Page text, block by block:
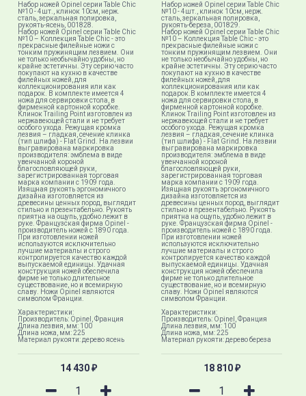
Набор ножей Opinel серии Table Chic
№10 - 4шт., клинок 10см, нерж.
сталь, зеркальная полировка,
рукоять-ясень, 001828.
Набор ножей Opinel серии Table Chic
№10 – Коллекция Table Chic - это
прекрасные филейные ножи с
тонким пружинящим лезвием. Они
не только необычайно удобны, но
крайне эстетичны. Эту серию часто
покупают на кухню в качестве
филейных ножей, для
коллекционирования или как
подарок. В комплекте имеется 4
ножа для сервировки стола, в
фирменной картонной коробке.
Клинок Trailing Point изготовлен из
нержавеющей стали и не требует
особого ухода. Режущая кромка
лезвия – гладкая, сечение клинка
(тип шлифа) - Flat Grind. На лезвии
выгравирована маркировка
производителя: эмблема в виде
увенчанной короной
благословляющей руки,
зарегистрированная торговая
марка компании с 1909 года.
Изящная рукоять эргономичного
дизайна изготовляется из
древесины ценных пород, выглядит
стильно и презентабельно. Рукоять
приятна на ощупь, удобно лежит в
руке. Французская фирма Opinel -
производитель ножей с 1890 года.
При изготовлении ножей
используются исключительно
лучшие материалы и строго
контролируется качество каждой
выпускаемой единицы. Удачная
конструкция ножей обеспечила
фирме не только длительное
существование, но и всемирную
славу. Ножи Opinel являются
символом Франции.
Характеристики:
Производитель: Opinel, Франция
Длина лезвия, мм: 100
Длина ножа, мм: 225
Материал рукояти: дерево ясень
14 430 ₽
Набор ножей Opinel серии Table Chic
№10 - 4шт., клинок 10см, нерж.
сталь, зеркальная полировка,
рукоять-береза, 001829.
Набор ножей Opinel серии Table Chic
№10 – Коллекция Table Chic​ - это
прекрасные филейные ножи с
тонким пружинящим лезвием. Они
не только необычайно удобны, но
крайне эстетичны. Эту серию часто
покупают на кухню в качестве
филейных ножей, для
коллекционирования или как
подарок.В комплекте имеется 4
ножа для сервировки стола, в
фирменной картонной коробке.
Клинок Trailing Point изготовлен из
нержавеющей стали и не требует
особого ухода. Режущая кромка
лезвия – гладкая, сечение клинка
(тип шлифа) - Flat Grind. На лезвии
выгравирована маркировка
производителя: эмблема в виде
увенчанной короной
благословляющей руки,
зарегистрированная торговая
марка компании с 1909 года.
Изящная рукоять эргономичного
дизайна изготовляется из
древесины ценных пород, выглядит
стильно и презентабельно. Рукоять
приятна на ощупь, удобно лежит в
руке. Французская фирма Opinel -
производитель ножей с 1890 года.
При изготовлении ножей
используются исключительно
лучшие материалы и строго
контролируется качество каждой
выпускаемой единицы. Удачная
конструкция ножей обеспечила
фирме не только длительное
существование, но и всемирную
славу. Ножи Opinel являются
символом Франции.
Характеристики:
Производитель: Opinel, Франция
Длина лезвия, мм: 100
Длина ножа, мм: 225
Материал рукояти: дерево береза
18 810 ₽